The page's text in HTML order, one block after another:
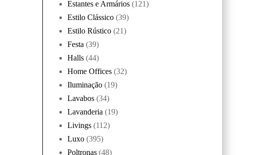
Estantes e Armários (121)
Estilo Clássico (39)
Estilo Rústico (21)
Festa (39)
Halls (44)
Home Offices (32)
Iluminação (19)
Lavabos (34)
Lavanderia (19)
Livings (112)
Luxo (395)
Poltronas (48)